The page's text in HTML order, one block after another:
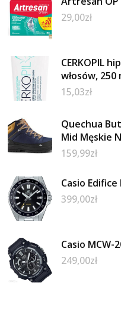
29,00zł
CERKOPIL
włosów, 250
15,03zł
Quechua
Mid Męskie
159,99zł
Casio Edifice
399,00zł
Casio MCW-
249,00zł